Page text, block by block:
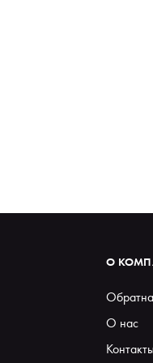
О
О нас